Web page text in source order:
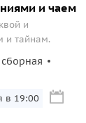
и чаем
и
и тайнам.
в 19:00